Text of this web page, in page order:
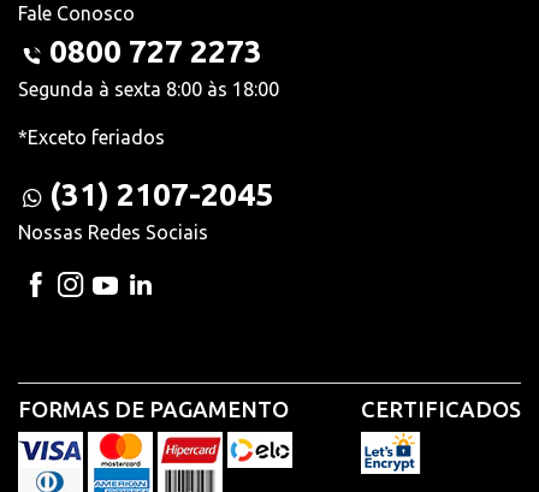
Fale Conosco
0800 727 2273
Segunda à sexta 8:00 às 18:00
*Exceto feriados
(31) 2107-2045
Nossas Redes Sociais
FORMAS DE PAGAMENTO CERTIFICADOS